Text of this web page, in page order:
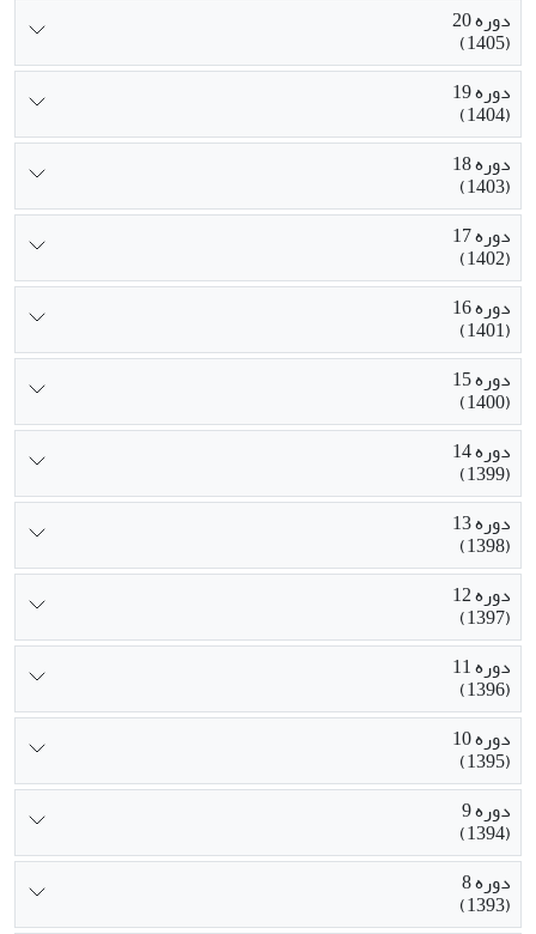
دوره 20
(1405)
دوره 19
(1404)
دوره 18
(1403)
دوره 17
(1402)
دوره 16
(1401)
دوره 15
(1400)
دوره 14
(1399)
دوره 13
(1398)
دوره 12
(1397)
دوره 11
(1396)
دوره 10
(1395)
دوره 9
(1394)
دوره 8
(1393)